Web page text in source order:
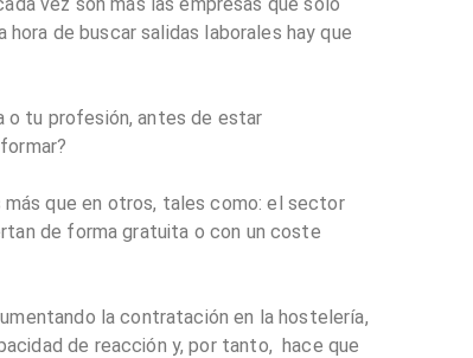
de buscar salidas laborales hay que
o tu profesión, antes de estar
que en otros, tales como: el sector
de forma gratuita o con un coste
la contratación en la hostelería,
de reacción y, por tanto, hace que